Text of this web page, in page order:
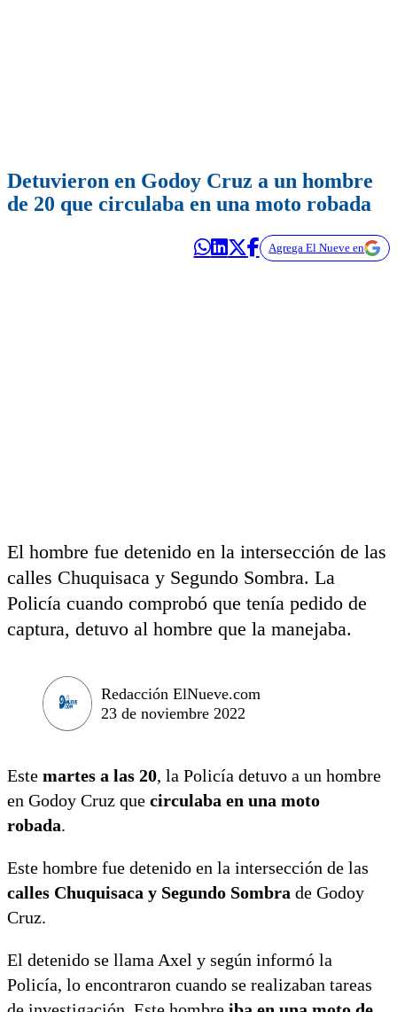
Detuvieron en Godoy Cruz a un hombre
de 20 que circulaba en una moto robada
Agrega El Nueve en
El hombre fue detenido en la intersección de las
calles Chuquisaca y Segundo Sombra. La
Policía cuando comprobó que tenía pedido de
captura, detuvo al hombre que la manejaba.
Redacción ElNueve.com
23 de noviembre 2022
Este martes a las 20, la Policía detuvo a un hombre
en Godoy Cruz que circulaba en una moto
robada.
Este hombre fue detenido en la intersección de las
calles Chuquisaca y Segundo Sombra de Godoy
Cruz.
El detenido se llama Axel y según informó la
Policía, lo encontraron cuando se realizaban tareas